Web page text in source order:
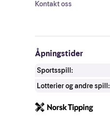
Kontakt oss
Åpningstider
Sportsspill:
Lotterier og andre spill: